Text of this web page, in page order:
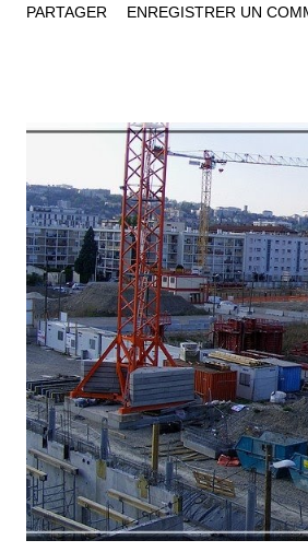
confirmé à la presse leur interpellation
PARTAGER ENREGISTRER UN